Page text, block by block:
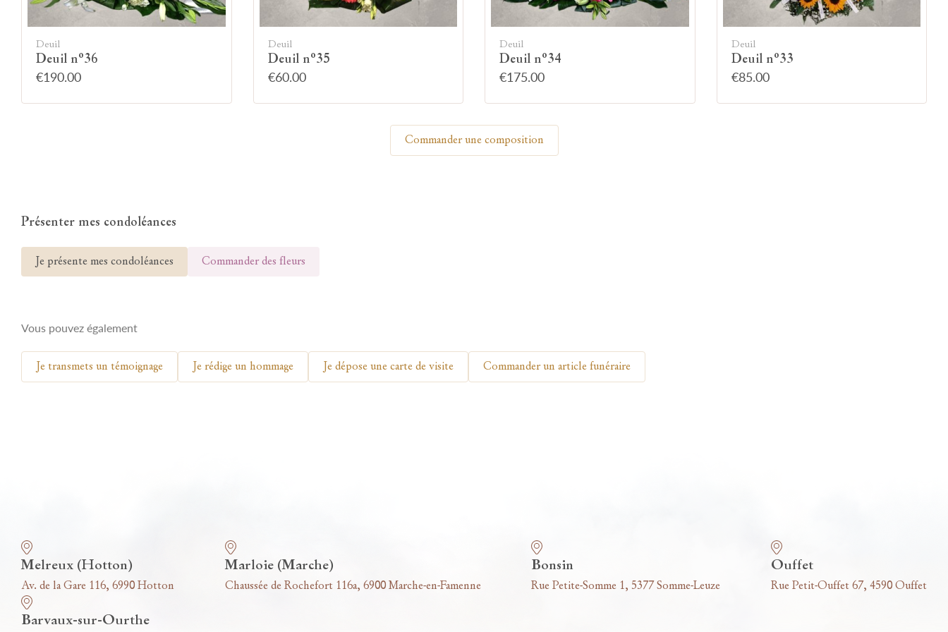
Allumez une bougie
Montrez votre soutien à la famille en allumant
symboliquement une bougie.
Deuil
Deuil n°36
€190.00
Deuil
Deuil n°35
€60.00
Deuil
Deuil n°34
€175.00
Deuil
Deuil n°33
€85.00
Commander une composition
Présenter mes condoléances
Je présente mes condoléances Commander des fleurs
Vous pouvez également
Je transmets un témoignage Je rédige un hommage Je dépose une carte de visite Commander un article funéraire
Melreux (Hotton)
Av. de la Gare 116, 6990 Hotton
Marloie (Marche)
Chaussée de Rochefort 116a, 6900 Marche-en-Famenne
Bonsin
Rue Petite-Somme 1, 5377 Somme-Leuze
Ouffet
Rue Petit-Ouffet 67, 4590 Ouffet
Barvaux-sur-Ourthe